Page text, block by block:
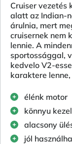
Cruiser vezetés
alatt az Indian-
árulnia, mert
cruisernek nem
lennie. A
sportossággal,
kedvelo V2-
karaktere
élénk motor
könnyu
alacsony
jól